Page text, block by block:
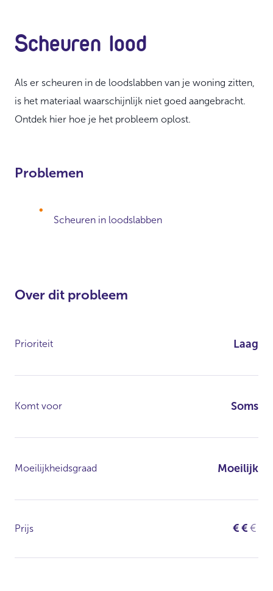
Scheuren lood
Als er scheuren in de loodslabben van je woning zitten,
is het materiaal waarschijnlijk niet goed aangebracht.
Ontdek hier hoe je het probleem oplost.
Problemen
Scheuren in loodslabben
Over dit probleem
Prioriteit Laag
Komt voor Soms
Moeilijkheidsgraad Moeilijk
Prijs €€€